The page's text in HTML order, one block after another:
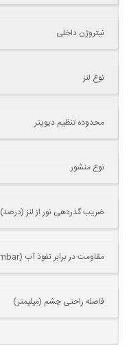
نیتروژن داخلی
نوع لنز
محدوده تنظیم دیوپتر
نوع منشور
ضریب گذردهی نور از لنز (درصد)
مقاومت در برابر نفوذ آب (mbar)
فاصله راحتی چشم (میلیمتر)